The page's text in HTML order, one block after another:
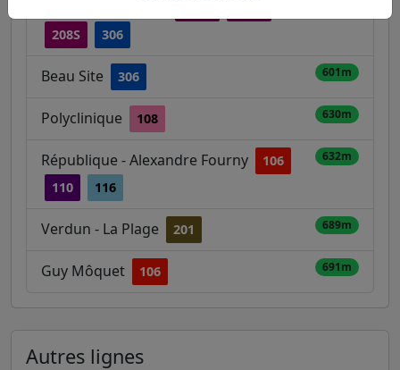
208S
306
Beau Site 306 601m
Polyclinique 108 630m
République - Alexandre Fourny
106
110
116
632m
Verdun - La Plage 201 689m
Guy Môquet 106 691m
Autres lignes